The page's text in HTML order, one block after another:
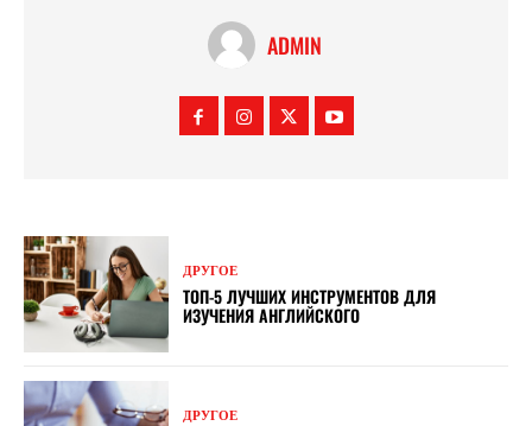
ADMIN
ДРУГОЕ
ТОП-5 ЛУЧШИХ ИНСТРУМЕНТОВ ДЛЯ
ИЗУЧЕНИЯ АНГЛИЙСКОГО
ДРУГОЕ